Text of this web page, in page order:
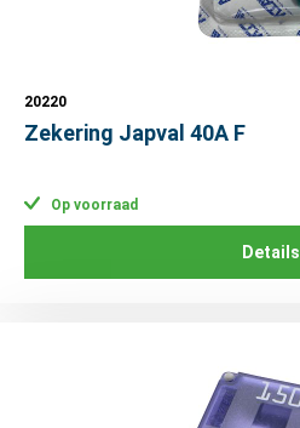
20220
Zekering Japval 40A F
Op voorraad
Details